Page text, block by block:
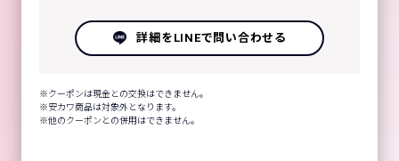
詳細をLINEで問い合わせる
クーポンは現金との交換はできません。
安カワ商品は対象外となります。
他のクーポンとの併用はできません。